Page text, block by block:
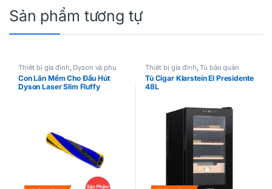
Sản phẩm tương tự
Thiết bị gia đình, Dyson và phụ
kiện
Con Lăn Mềm Cho Đầu Hút
Dyson Laser Slim Fluffy
Thiết bị gia đình,Tủ bảo quản
Cigar
Tủ Cigar Klarstein El Presidente
48L